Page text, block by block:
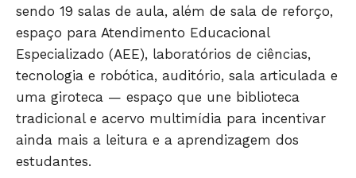
Só Notícias
sendo 19 salas de aula, além de sala de reforço,
espaço para Atendimento Educacional
Especializado (AEE), laboratórios de ciências,
tecnologia e robótica, auditório, sala articulada e
uma giroteca — espaço que une biblioteca
tradicional e acervo multimídia para incentivar
ainda mais a leitura e a aprendizagem dos
estudantes.